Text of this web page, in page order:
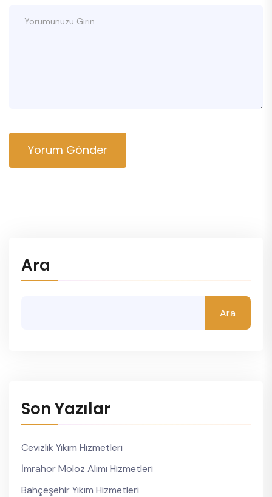
Yorum Gönder
Ara
Ara
Son Yazılar
Cevizlik Yıkım Hizmetleri
İmrahor Moloz Alımı Hizmetleri
Bahçeşehir Yıkım Hizmetleri